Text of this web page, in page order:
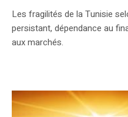
Les fragilités de la Tunisie
persistant, dépendance au
aux marchés.